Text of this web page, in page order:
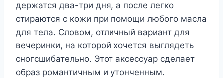
держатся два-три дня, а после легко
стираются с кожи при помощи любого масла
для тела. Словом, отличный вариант для
вечеринки, на которой хочется выглядеть
сногсшибательно. Этот аксессуар сделает
образ романтичным и утонченным.